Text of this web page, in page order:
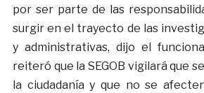
por ser parte de las
surgir en el trayecto de las
y administrativas, dijo el
reiteró que la SEGOB vigilará que
la ciudadanía y que no se